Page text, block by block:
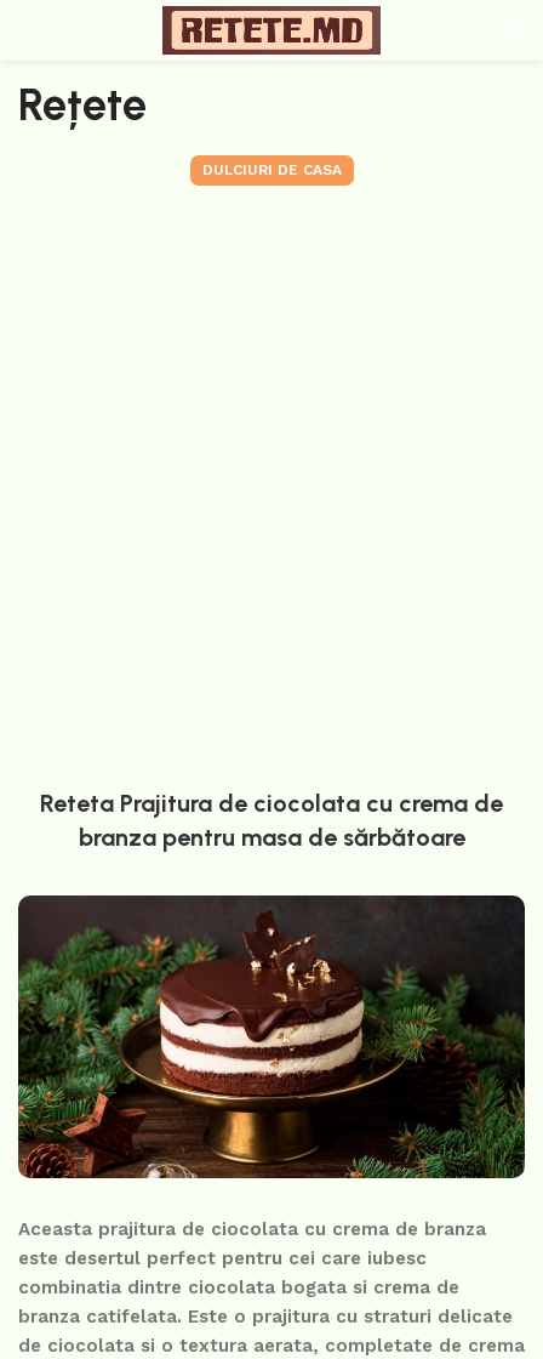
Rețete
DULCIURI DE CASA
Reteta Prajitura de ciocolata cu crema de
branza pentru masa de sărbătoare
Aceasta prajitura de ciocolata cu crema de branza
este desertul perfect pentru cei care iubesc
combinatia dintre ciocolata bogata si crema de
branza catifelata. Este o prajitura cu straturi delicate
de ciocolata si o textura aerata, completate de crema